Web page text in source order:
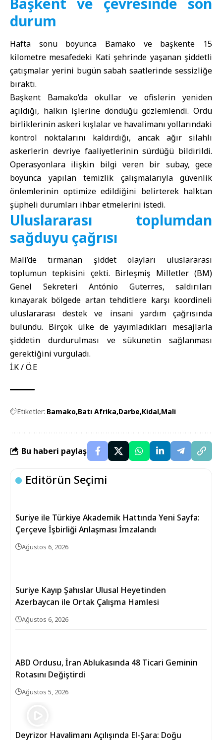
durum
Hafta sonu boyunca Bamako ve başkente 15
kilometre mesafedeki Kati şehrinde yaşanan şiddetli
çatışmalar yerini bugün sabah saatlerinde sessizliğe
bıraktı.
Başkent Bamako’da okullar ve ofislerin yeniden
açıldığı, halkın işlerine döndüğü gözlemlendi. Ordu
birliklerinin askeri kışlalar ve havalimanı yollarındaki
kontrol noktalarını kaldırdığı, ancak ağır silahlı
askerlerin devriye faaliyetlerinin sürdüğü bildirildi.
Operasyonlara ilişkin bilgi veren bir subay, gece
boyunca yapılan temizlik çalışmalarıyla güvenlik
önlemlerinin optimize edildiğini belirterek halktan
şüpheli durumları ihbar etmelerini istedi.
Uluslararası toplumdan
sağduyu çağrısı
Mali’de tırmanan şiddet olayları uluslararası
toplumun tepkisini çekti. Birleşmiş Milletler (BM)
Genel Sekreteri António Guterres, saldırıları
kınayarak bölgede artan tehditlere karşı koordineli
uluslararası destek ve insani yardım çağrısında
bulundu. Birçok ülke de yayımladıkları mesajlarla
şiddetin durdurulması ve sükunetin sağlanması
gerektiğini vurguladı.
İ.K / Ö.E
Etiketler: Bamako Batı Afrika Darbe Kidal Mali
Bu haberi paylaş
Editörün Seçimi
Suriye ile Türkiye Akademik Hattında Yeni Sayfa:
Çerçeve İşbirliği Anlaşması İmzalandı
Ağustos 6, 2026
Suriye Kayıp Şahıslar Ulusal Heyetinden
Azerbaycan ile Ortak Çalışma Hamlesi
Ağustos 6, 2026
ABD Ordusu, İran Ablukasında 48 Ticari Geminin
Rotasını Değiştirdi
Ağustos 5, 2026
Deyrizor Havalimanı Açılışında El-Şara: Doğu